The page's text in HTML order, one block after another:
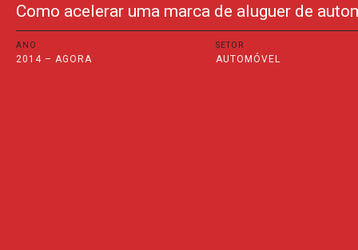
Como acelerar uma marca de aluguer de
ANO
2014 – AGORA
SETOR
AUTOMÓVEL